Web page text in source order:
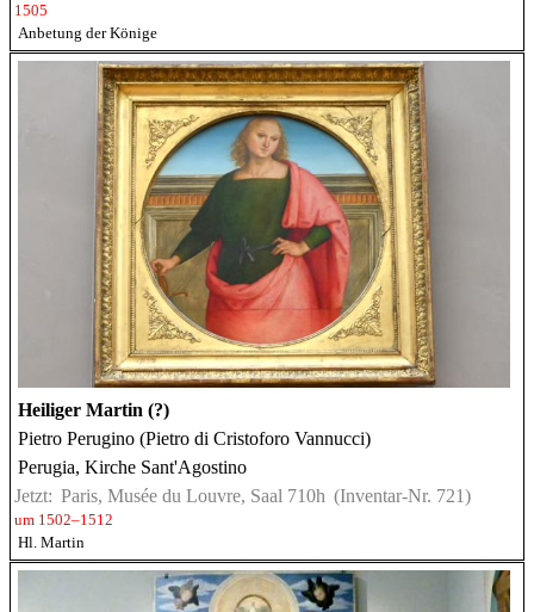
1505
Anbetung der Könige
Heiliger Martin (?)
Pietro Perugino (Pietro di Cristoforo Vannucci)
Perugia, Kirche Sant'Agostino
Jetzt: Paris, Musée du Louvre, Saal 710h (Inventar-Nr. 721)
um 1502–1512
Hl. Martin